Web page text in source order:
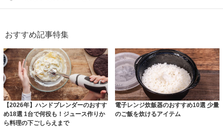
おすすめ記事特集
【2026年】ハンドブレンダーのおすす
め18選 1台で何役も！ジュース作りか
ら料理の下ごしらえまで
電子レンジ炊飯器のおすすめ10選 少量
のご飯を炊けるアイテム